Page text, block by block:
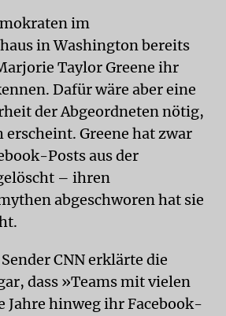
im
in Washington bereits
Taylor Greene ihr
Dafür wäre aber eine
der Abgeordneten nötig,
Greene hat zwar
Posts aus der
– ihren
abgeschworen hat sie
CNN erklärte die
dass »Teams mit vielen
Jahre hinweg ihr Facebook-